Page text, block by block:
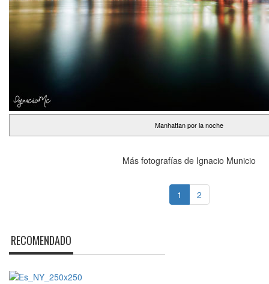
Manhattan por la noche
Más fotografías de Ignacio Municio
1 2
RECOMENDADO